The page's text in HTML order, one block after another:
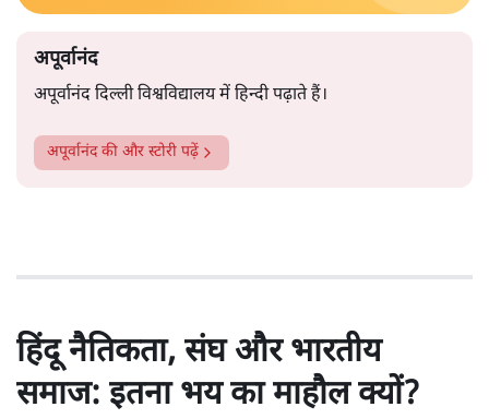
अपूर्वानंद
अपूर्वानंद दिल्ली विश्वविद्यालय में हिन्दी पढ़ाते हैं।
अपूर्वानंदकी और स्टोरी पढ़ें
हिंदू नैतिकता, संघ और भारतीय
समाज: इतना भय का माहौल क्यों?